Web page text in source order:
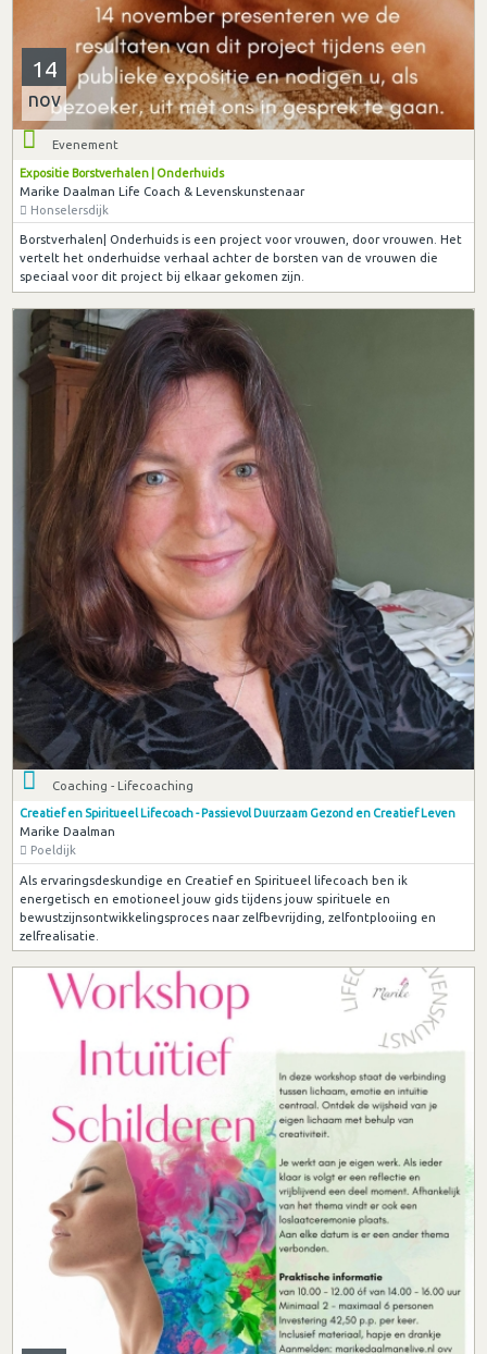
14
nov
Evenement
Expositie Borstverhalen | Onderhuids
Marike Daalman Life Coach & Levenskunstenaar
Honselersdijk
Borstverhalen| Onderhuids is een project voor vrouwen, door vrouwen. Het
vertelt het onderhuidse verhaal achter de borsten van de vrouwen die
speciaal voor dit project bij elkaar gekomen zijn.
Coaching - Lifecoaching
Creatief en Spiritueel Lifecoach - Passievol Duurzaam Gezond en Creatief Leven
Marike Daalman
Poeldijk
Als ervaringsdeskundige en Creatief en Spiritueel lifecoach ben ik
energetisch en emotioneel jouw gids tijdens jouw spirituele en
bewustzijnsontwikkelingsproces naar zelfbevrijding, zelfontplooiing en
zelfrealisatie.